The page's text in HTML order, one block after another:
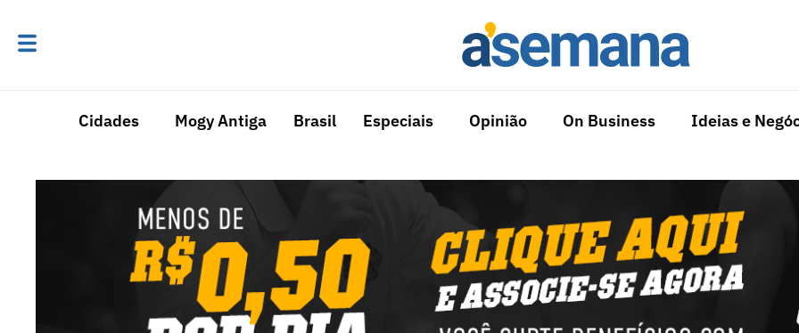
Cidades Mogy Antiga Brasil Especiais Opinião On Business Ideias e